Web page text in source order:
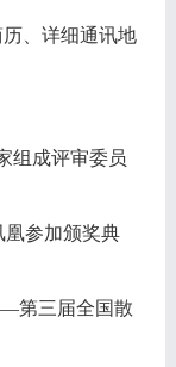
、详细通讯地
组成评审委员
凰参加颁奖典
第三届全国散